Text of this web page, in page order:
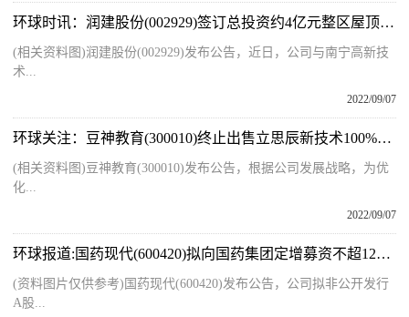
环球时讯：润建股份(002929)签订总投资约4亿元整区屋顶分布式光伏发电项目开发协议
(相关资料图)润建股份(002929)发布公告，近日，公司与南宁高新技
术...
2022/09/07
环球关注：豆神教育(300010)终止出售立思辰新技术100%股权
(相关资料图)豆神教育(300010)发布公告，根据公司发展战略，为优
化...
2022/09/07
环球报道:国药现代(600420)拟向国药集团定增募资不超12亿元
(资料图片仅供参考)国药现代(600420)发布公告，公司拟非公开发行
A股...